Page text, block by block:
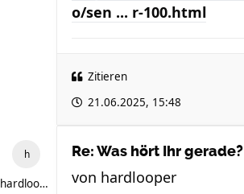
o/sen ... r-100.html
Zitieren
21.06.2025, 15:48
hardlooper
Re: Was hört Ihr gerade?
von hardlooper